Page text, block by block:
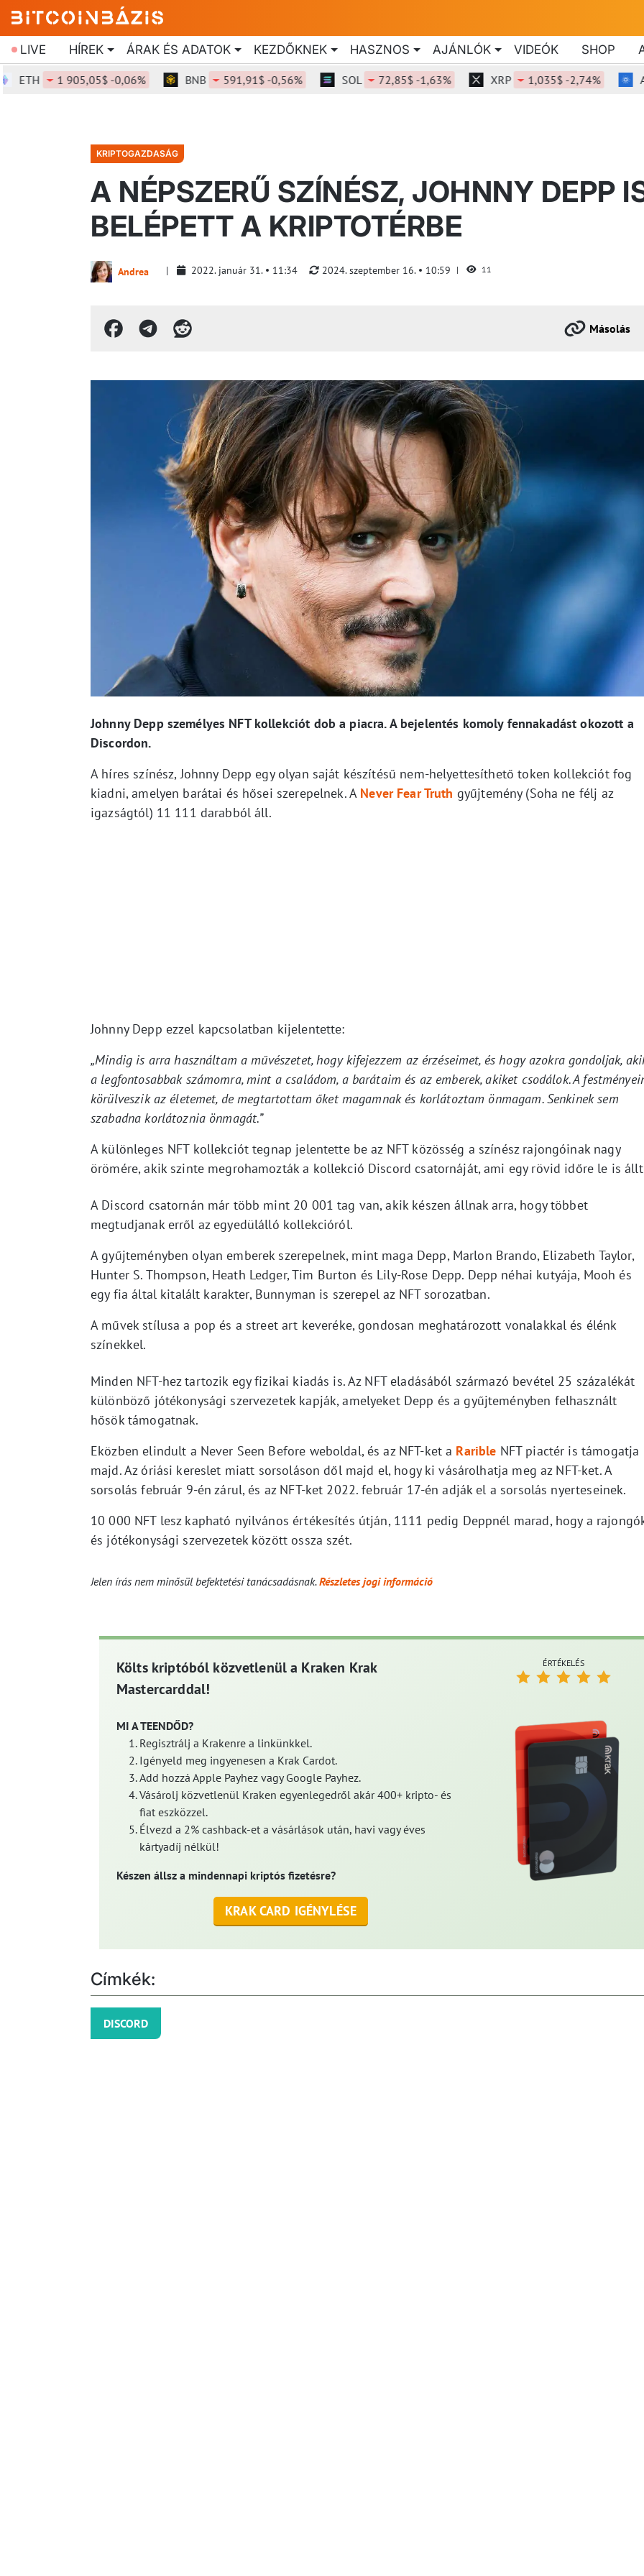
LIVE HÍREK ÁRAK ÉS ADATOK KEZDŐKNEK HASZNOS AJÁNLÓK VIDEÓK SHOP
1 905,05$ -0,06% BNB 591,91$ -0,56% SOL 72,85$ -1,63% XRP 1,035$ -2,74% ADA
KRIPTOGAZDASÁG
A NÉPSZERŰ SZÍNÉSZ, JOHNNY DEPP
BELÉPETT A KRIPTOTÉRBE
Andrea 2022. január 31. 11:34 2024. szeptember 16. 10:59 11
Másolás
Johnny Depp személyes NFT kollekciót dob a piacra. A bejelentés komoly fennakadást okozott a
Discordon.
A híres színész, Johnny Depp egy olyan saját készítésű nem-helyettesíthető token kollekciót fog
kiadni, amelyen barátai és hősei szerepelnek. A Never Fear Truth gyűjtemény (Soha ne félj az
igazságtól) 11 111 darabból áll.
Johnny Depp ezzel kapcsolatban kijelentette:
„Mindig is arra használtam a művészetet, hogy kifejezzem az érzéseimet, és hogy azokra gondoljak,
a legfontosabbak számomra, mint a családom, a barátaim és az emberek, akiket csodálok. A
körülveszik az életemet, de megtartottam őket magamnak és korlátoztam önmagam. Senkinek sem
szabadna korlátoznia önmagát.”
A különleges NFT kollekciót tegnap jelentette be az NFT közösség a színész rajongóinak nagy
örömére, akik szinte megrohamozták a kollekció Discord csatornáját, ami egy rövid időre le is
A Discord csatornán már több mint 20 001 tag van, akik készen állnak arra, hogy többet
megtudjanak erről az egyedülálló kollekcióról.
A gyűjteményben olyan emberek szerepelnek, mint maga Depp, Marlon Brando, Elizabeth Taylor,
Hunter S. Thompson, Heath Ledger, Tim Burton és Lily-Rose Depp. Depp néhai kutyája, Mooh és
egy fia által kitalált karakter, Bunnyman is szerepel az NFT sorozatban.
A művek stílusa a pop és a street art keveréke, gondosan meghatározott vonalakkal és élénk
színekkel.
Minden NFT-hez tartozik egy fizikai kiadás is. Az NFT eladásából származó bevétel 25 százalékát
különböző jótékonysági szervezetek kapják, amelyeket Depp és a gyűjteményben felhasznált
hősök támogatnak.
Eközben elindult a Never Seen Before weboldal, és az NFT-ket a Rarible NFT piactér is támogatja
majd. Az óriási kereslet miatt sorsoláson dől majd el, hogy ki vásárolhatja meg az NFT-ket. A
sorsolás február 9-én zárul, és az NFT-ket 2022. február 17-én adják el a sorsolás nyerteseinek.
10 000 NFT lesz kapható nyilvános értékesítés útján, 1111 pedig Deppnél marad, hogy a
és jótékonysági szervezetek között ossza szét.
Jelen írás nem minősül befektetési tanácsadásnak.Részletes jogi információ
Költs kriptóból közvetlenül a Kraken Krak
Mastercarddal!
MI A TEENDŐD?
Regisztrálj a Krakenre a linkünkkel.
Igényeld meg ingyenesen a Krak Cardot.
Add hozzá Apple Payhez vagy Google Payhez.
Vásárolj közvetlenül Kraken egyenlegedről akár 400+ kripto- és
fiat eszközzel.
Élvezd a 2% cashback-et a vásárlások után, havi vagy éves
kártyadíj nélkül!
Készen állsz a mindennapi kriptós fizetésre?
KRAK CARD IGÉNYLÉSE
ÉRTÉKELÉS
Címkék:
DISCORD